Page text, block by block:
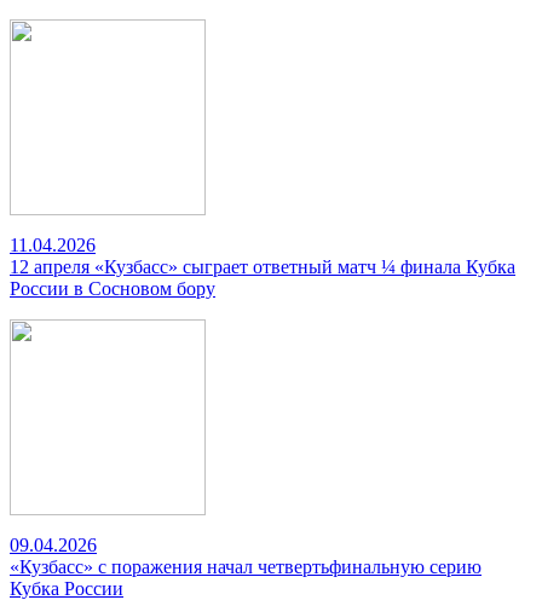
11.04.2026
12 апреля «Кузбасс» сыграет ответный матч ¼ финала Кубка
России в Сосновом бору
09.04.2026
«Кузбасс» с поражения начал четвертьфинальную серию
Кубка России